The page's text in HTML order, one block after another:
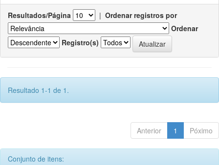
Resultados/Página | Ordenar registros por
Ordenar
Registro(s)
Resultado 1-1 de 1.
Anterior 1 Póximo
Conjunto de itens: